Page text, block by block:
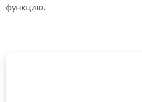
функцию.